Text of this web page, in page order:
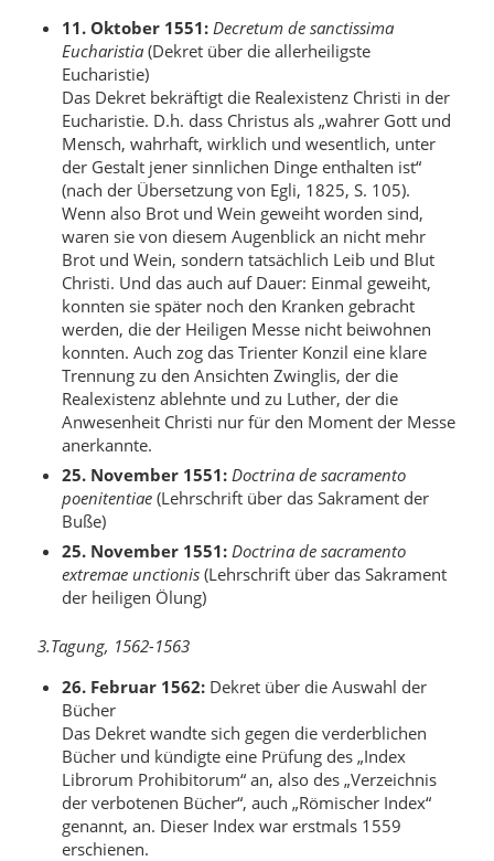
11. Oktober 1551: Decretum de sanctissima
Eucharistia(Dekret über die allerheiligste
Eucharistie)
Das Dekret bekräftigt die Realexistenz Christi in der
Eucharistie. D.h. dass Christus als „wahrer Gott und
Mensch, wahrhaft, wirklich und wesentlich, unter
der Gestalt jener sinnlichen Dinge enthalten ist“
(nach der Übersetzung von Egli, 1825, S. 105).
Wenn also Brot und Wein geweiht worden sind,
waren sie von diesem Augenblick an nicht mehr
Brot und Wein, sondern tatsächlich Leib und Blut
Christi. Und das auch auf Dauer: Einmal geweiht,
konnten sie später noch den Kranken gebracht
werden, die der Heiligen Messe nicht beiwohnen
konnten. Auch zog das Trienter Konzil eine klare
Trennung zu den Ansichten Zwinglis, der die
Realexistenz ablehnte und zu Luther, der die
Anwesenheit Christi nur für den Moment der Messe
anerkannte.
25. November 1551: Doctrina de sacramento
poenitentiae(Lehrschrift über das Sakrament der
Buße)
25. November 1551: Doctrina de sacramento
extremae unctionis(Lehrschrift über das Sakrament
der heiligen Ölung)
3.Tagung, 1562-1563
26. Februar 1562:Dekret über die Auswahl der
Bücher
Das Dekret wandte sich gegen die verderblichen
Bücher und kündigte eine Prüfung des „Index
Librorum Prohibitorum“ an, also des „Verzeichnis
der verbotenen Bücher“, auch „Römischer Index“
genannt, an. Dieser Index war erstmals 1559
erschienen.